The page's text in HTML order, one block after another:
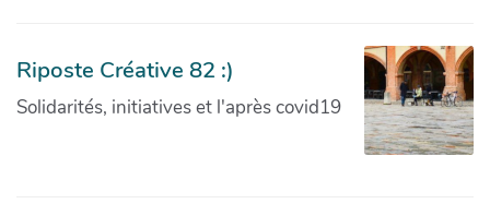
Riposte Créative 82 :)
Solidarités, initiatives et l'après covid19